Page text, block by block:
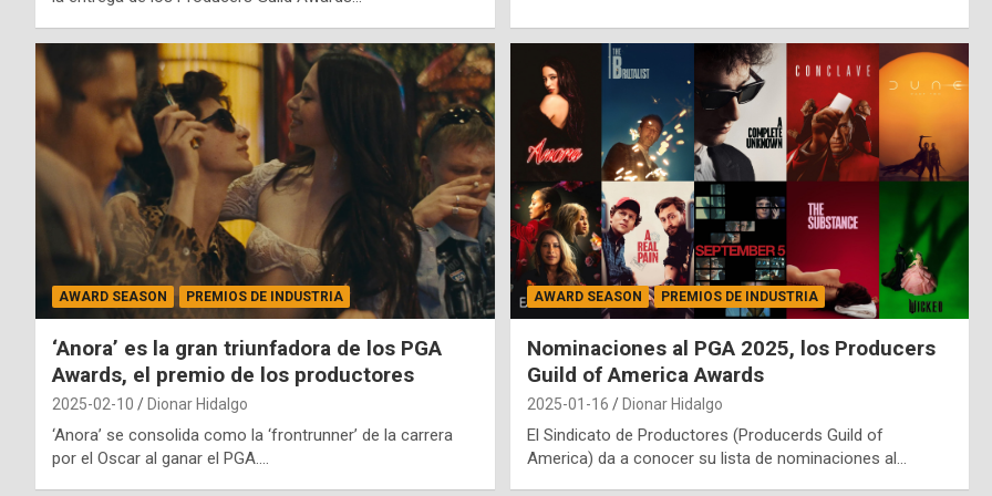
AWARD SEASON PREMIOS DE INDUSTRIA
‘Anora’ es la gran triunfadora de los PGA
Awards, el premio de los productores
2025-02-10 Dionar Hidalgo
‘Anora’ se consolida como la ‘frontrunner’ de la carrera
por el Oscar al ganar el PGA.…
AWARD SEASON PREMIOS DE INDUSTRIA
Nominaciones al PGA 2025, los Producers
Guild of America Awards
2025-01-16 Dionar Hidalgo
El Sindicato de Productores (Producerds Guild of
America) da a conocer su lista de nominaciones al…